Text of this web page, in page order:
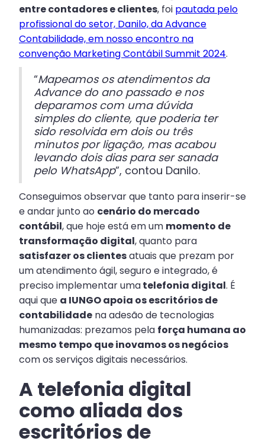
entre contadores e clientes, foi pautada pelo
profissional do setor, Danilo, da Advance
Contabilidade, em nosso encontro na
convenção Marketing Contábil Summit 2024.
“Mapeamos os atendimentos da
Advance do ano passado e nos
deparamos com uma dúvida
simples do cliente, que poderia ter
sido resolvida em dois ou três
minutos por ligação, mas acabou
levando dois dias para ser sanada
pelo WhatsApp”, contou Danilo.
Conseguimos observar que tanto para inserir-se
e andar junto ao cenário do mercado
contábil, que hoje está em um momento de
transformação digital, quanto para
satisfazer os clientesatuais que prezam por
um atendimento ágil, seguro e integrado, é
preciso implementar umatelefonia digital. É
aqui que a IUNGO apoia os escritórios de
contabilidade na adesão de tecnologias
humanizadas: prezamos pela força humana ao
mesmo tempo que inovamos os negócios
com os serviços digitais necessários.
A telefonia digital
como aliada dos
escritórios de